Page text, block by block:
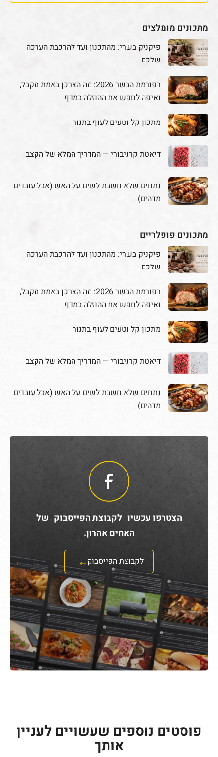
מתכונים מומלצים
פיקניק בשרי: מהתכנון ועד להרכבת הערכה
שלכם
רפורמת הבשר 2026: מה הצרכן באמת מקבל,
ואיפה לחפש את ההוזלה במדף
מתכון קל וטעים לעוף בתנור
דיאטת קרניבורי — המדריך המלא של הקצב
נתחים שלא חשבת לשים על האש (אבל עובדים
מדהים)
מתכונים פופלריים
פיקניק בשרי: מהתכנון ועד להרכבת הערכה
שלכם
רפורמת הבשר 2026: מה הצרכן באמת מקבל,
ואיפה לחפש את ההוזלה במדף
מתכון קל וטעים לעוף בתנור
דיאטת קרניבורי — המדריך המלא של הקצב
נתחים שלא חשבת לשים על האש (אבל עובדים
מדהים)
הצטרפו עכשיו לקבוצת הפייסבוק של
האחים אהרון.
לקבוצת הפייסבוק
פוסטים נוספים שעשויים לעניין
אותך